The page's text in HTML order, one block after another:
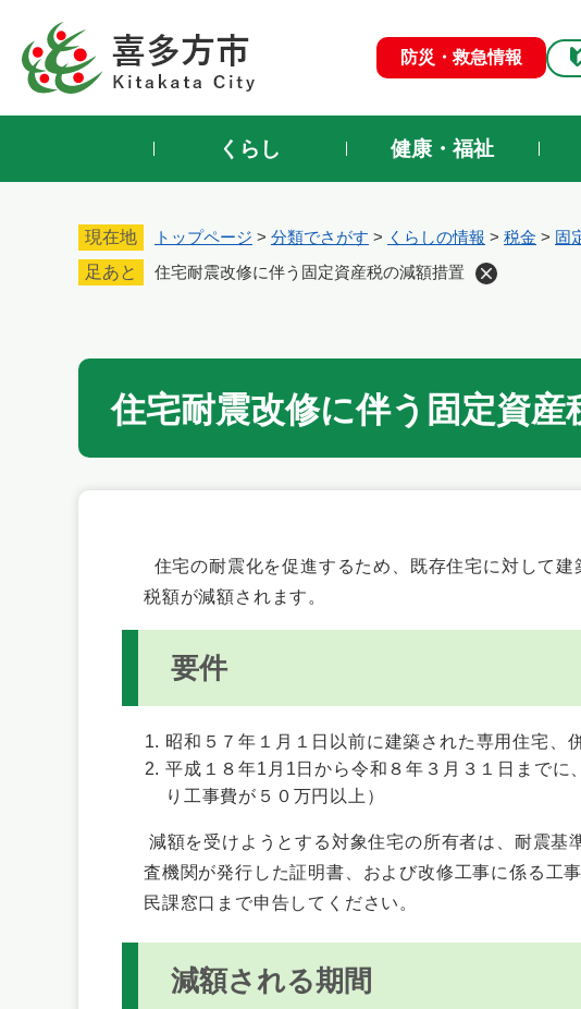
先
防災・救急情報
くらし 健康・福祉
現在地 トップページ > 分類でさがす > くらしの情報 > 税金 > 固
足あと
住宅耐震改修に伴う固定資産税の減額措置
文
住宅耐震改修に伴う固定資産
住宅の耐震化を促進するため、既存住宅に対して
税額が減額されます。
要件
昭和５７年１月１日以前に建築された専用住宅
平成１８年1月1日から令和８年３月３１日まで
り工事費が５０万円以上）
減額を受けようとする対象住宅の所有者は、耐震
査機関が発行した証明書、および改修工事に係る工
民課窓口まで申告してください。
減額される期間